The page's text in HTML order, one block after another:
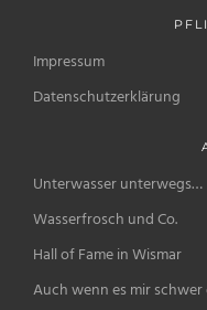
Impressum
Datenschutzerklärung
Unterwasser unterwegs…
Wasserfrosch und Co.
Hall of Fame in Wismar
Auch wenn es mir